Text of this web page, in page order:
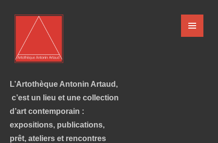
L’Artothèque Antonin Artaud,
c’est un lieu et une collection
d’art contemporain :
expositions, publications,
prêt, ateliers et rencontres